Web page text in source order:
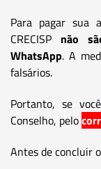
Para pagar sua
CRECISP não
WhatsApp. A
falsários.
Portanto, se
Conselho, pelo
Antes de concluir